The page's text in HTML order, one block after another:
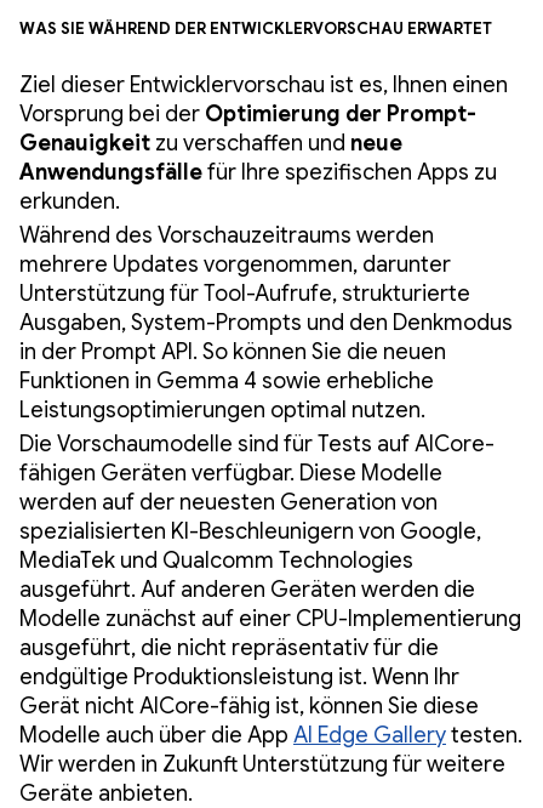
Was Sie während der Entwicklervorschau erwartet
Ziel dieser Entwicklervorschau ist es, Ihnen einen
Vorsprung bei der Optimierung der Prompt-
Genauigkeit zu verschaffen und neue
Anwendungsfällefür Ihre spezifischen Apps zu
erkunden.
Während des Vorschauzeitraums werden
mehrere Updates vorgenommen, darunter
Unterstützung für Tool-Aufrufe, strukturierte
Ausgaben, System-Prompts und den Denkmodus
in der Prompt API. So können Sie die neuen
Funktionen in Gemma 4 sowie erhebliche
Leistungsoptimierungen optimal nutzen.
Die Vorschaumodelle sind für Tests auf AICore-
fähigen Geräten verfügbar. Diese Modelle
werden auf der neuesten Generation von
spezialisierten KI-Beschleunigern von Google,
MediaTek und Qualcomm Technologies
ausgeführt. Auf anderen Geräten werden die
Modelle zunächst auf einer CPU-Implementierung
ausgeführt, die nicht repräsentativ für die
endgültige Produktionsleistung ist. Wenn Ihr
Gerät nicht AICore-fähig ist, können Sie diese
Modelle auch über die App AI Edge Gallerytesten.
Wir werden in Zukunft Unterstützung für weitere
Geräte anbieten.